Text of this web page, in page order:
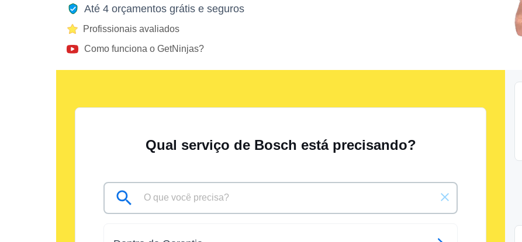
Até 4 orçamentos grátis e seguros
Profissionais avaliados
Como funciona o GetNinjas?
Qual serviço de Bosch está precisando?